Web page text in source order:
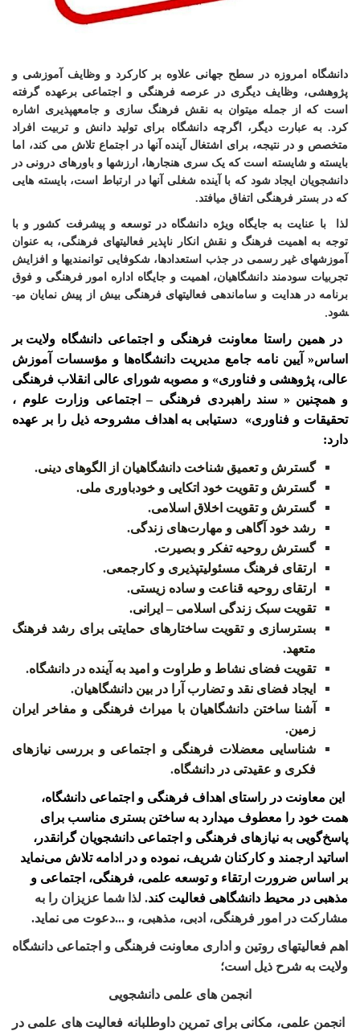
دانشگاه امروزه در سطح جهانی علاوه بر کارکرد و وظایف آموزشی و
پژوهشی، وظایف دیگری در عرصه فرهنگی و اجتماعی برعهده گرفته
است که از جمله می­توان به نقش فرهنگ سازی و جامعهپذیری اشاره
کرد. به عبارت دیگر، اگرچه دانشگاه برای تولید دانش و تربیت افراد
متخصص و در نتیجه، برای اشتغال آینده آنها در اجتماع تلاش می کند، اما
بایسته و شایسته است که یک سری هنجارها، ارزشها و باورهای درونی در
دانشجویان ایجاد شود که با آینده شغلی آنها در ارتباط است، بایسته­­­­ هایی
که در بستر فرهنگی اتفاق می­افتد.
لذا
با عنایت به جایگاه ویژه دانشگاه در توسعه و پیشرفت کشور و با
توجه به اهمیت فرهنگ و نقش انکار ناپذیر فعالیت­های فرهنگی، به عنوان
آموزشهای غیر رسمی در جذب استعدادها، شکوفایی توانمندی­ها و افزایش
تجربیات سودمند دانشگاهیان، اهمیت و جایگاه اداره امور فرهنگی و فوق
برنامه در هدایت و ساماندهی فعالیتهای فرهنگی بیش از پیش نمایان می­
شود.
در همین راستا معاونت فرهنگی و اجتماعی دانشگاه ولایت بر
اساس« آیین نامه جامع مدیریت دانشگاه‌ها و مؤسسات آموزش
عالی، پژوهشی و فناوری» و مصوبه شورای عالی انقلاب فرهنگی
و همچنین « سند راهبردی فرهنگی –اجتماعی وزارت علوم ،
تحقیقات و فناوری»
دستیابی به اهداف مشروحه ذیل را بر عهده
دارد:
گسترش و تعمیق شناخت دانشگاهیان از الگوهای دینی.
گسترش و تقویت خود اتکایی و خودباوری ملی.
گسترش و تقویت اخلاق اسلامی.
رشد خود آگاهی و مهارت‌های زندگی.
گسترش روحیه تفکر و بصیرت.
ارتقای فرهنگ مسئولیت­پذیری و کارجمعی.
ارتقای روحیه قناعت و ساده زیستی.
تقویت سبک زندگی اسلامی –ایرانی.
بسترسازی و تقویت ساختارهای حمایتی برای رشد فرهنگ
متعهد.
تقویت فضای نشاط و طراوت و امید به آینده در دانشگاه.
ایجاد فضای نقد و تضارب آرا در بین دانشگاهیان.
آشنا ساختن دانشگاهیان با میراث فرهنگی و مفاخر ایران
زمین.
شناسایی معضلات فرهنگی و اجتماعی و بررسی نیازهای
فکری و عقیدتی در دانشگاه.
این معاونت در راستای اهداف فرهنگی و اجتماعی دانشگاه،
همت خود را معطوف می­دارد به ساختن بستری مناسب برای
پاسخگویی به نیازهای فرهنگی و اجتماعی دانشجویان گرانقدر،
اساتید ارجمند و کارکنان شریف، نموده و در ادامه تلاش مینماید
بر اساس ضرورت ارتقاء و توسعه علمی، فرهنگی، اجتماعی و
مذهبی در محیط دانشگاهی فعالیت کند. لذا شما عزیزان را به
مشارکت در امور فرهنگی، ادبی، مذهبی، و ...دعوت می نماید.
اهم فعالیت­های روتین و اداری معاونت فرهنگی و اجتماعی دانشگاه
ولایت به شرح ذیل است؛
انجمن های علمی­ دانشجویی­
انجمن علمی، مکانی برای تمرین داوطلبانه فعالیت های علمی در